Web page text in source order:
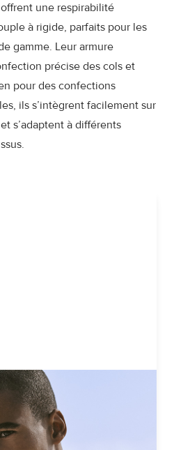
offrent une respirabilité
à rigide, parfaits pour les
gamme. Leur armure
précise des cols et
pour des confections
ils s’intègrent facilement sur
s’adaptent à différents